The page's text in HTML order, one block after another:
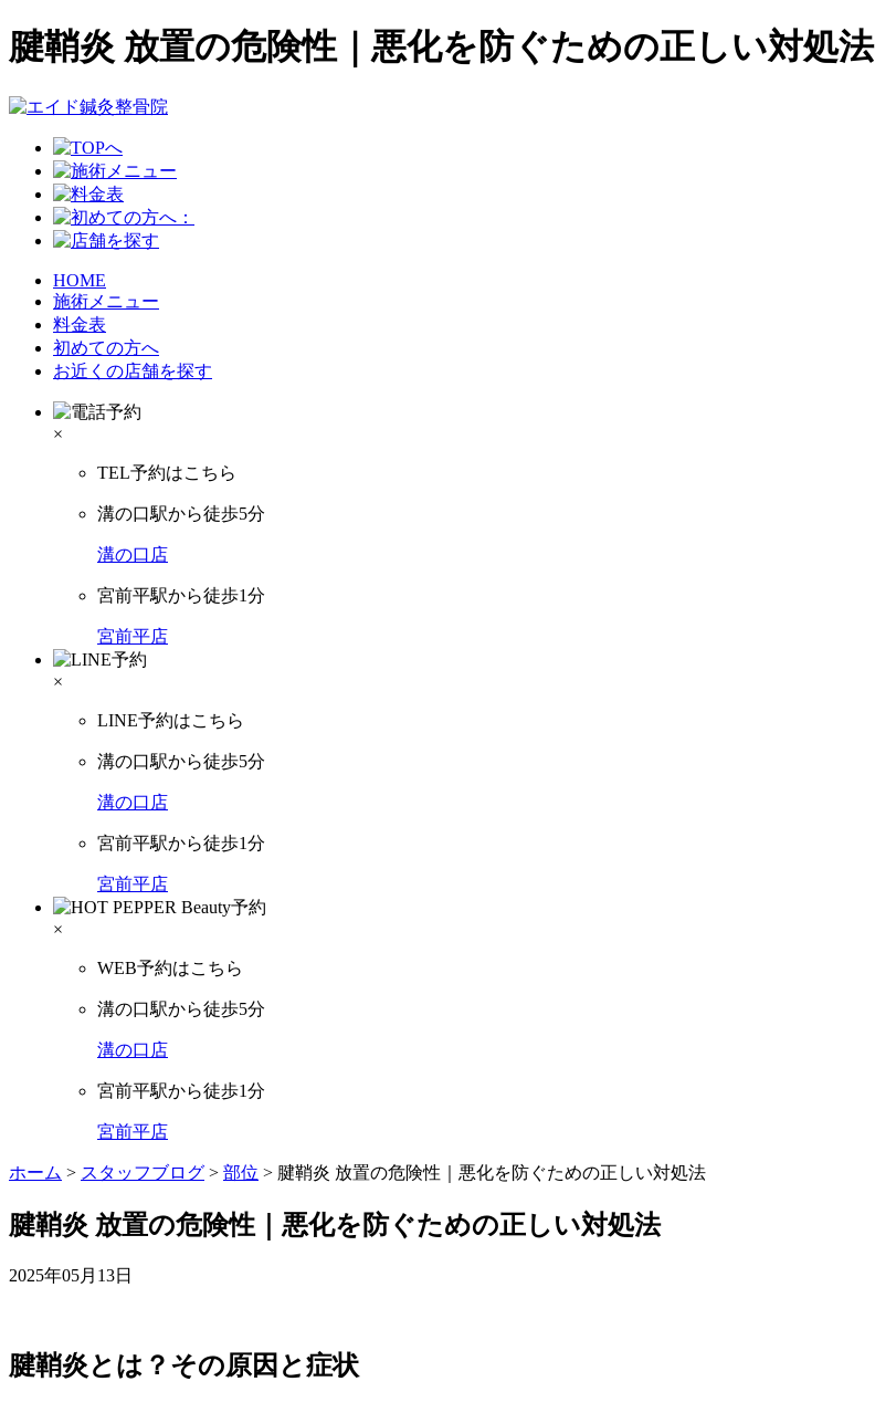
腱鞘炎 放置の危険性｜悪化を防ぐための正しい対処法
HOME
施術メニュー
料金表
初めての方へ
お近くの店舗を探す
×
TEL予約はこちら
溝の口駅から徒歩5分
溝の口店
宮前平駅から徒歩1分
宮前平店
×
LINE予約はこちら
溝の口駅から徒歩5分
溝の口店
宮前平駅から徒歩1分
宮前平店
×
WEB予約はこちら
溝の口駅から徒歩5分
溝の口店
宮前平駅から徒歩1分
宮前平店
ホーム > スタッフブログ > 部位 > 腱鞘炎 放置の危険性｜悪化を防ぐための正しい対処法
腱鞘炎 放置の危険性｜悪化を防ぐための正しい対処法
2025年05月13日
腱鞘炎とは？その原因と症状